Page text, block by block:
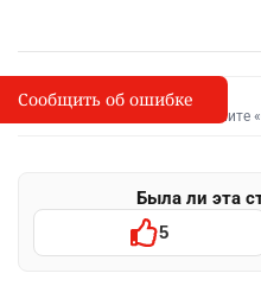
I
Сообщить об опечатке
Выделите фрагмент и нажмите
Была ли эта
5
Сообщить об ошибке